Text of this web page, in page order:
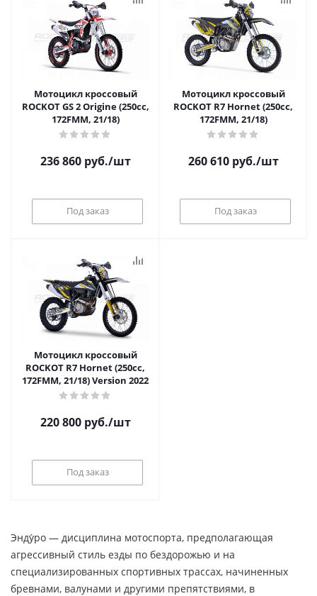
Мотоцикл кроссовый
ROCKOT GS 2 Origine (250сс,
172FMM, 21/18)
236 860руб./шт
Под заказ
Мотоцикл кроссовый
ROCKOT R7 Hornet (250сс,
172FMM, 21/18)
260 610руб./шт
Под заказ
Мотоцикл кроссовый
ROCKOT R7 Hornet (250сс,
172FMM, 21/18) Version 2022
220 800руб./шт
Под заказ
Энду́ро — дисциплина мотоспорта, предполагающая
агрессивный стиль езды по бездорожью и на
специализированных спортивных трассах, начиненных
бревнами, валунами и другими препятствиями, в